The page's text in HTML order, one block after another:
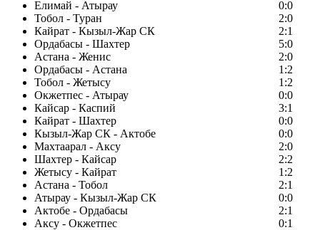
Елимай - Атырау
0:0
Тобол - Туран
2:0
Кайрат - Кызыл-Жар СК
2:1
Ордабасы - Шахтер
5:0
Астана - Женис
2:0
Ордабасы - Астана
1:2
Тобол - Жетысу
1:2
Окжетпес - Атырау
0:0
Кайсар - Каспий
3:1
Кайрат - Шахтер
0:0
Кызыл-Жар СК - Актобе
0:0
Махтаарал - Аксу
2:0
Шахтер - Кайсар
2:2
Жетысу - Кайрат
1:2
Астана - Тобол
2:1
Атырау - Кызыл-Жар СК
0:0
Актобе - Ордабасы
2:1
Аксу - Окжетпес
0:1